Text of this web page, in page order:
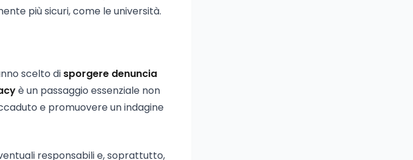
più sicuri, come le università.
scelto di sporgere denuncia
è un passaggio essenziale non
e promuovere un indagine
responsabili e, soprattutto,